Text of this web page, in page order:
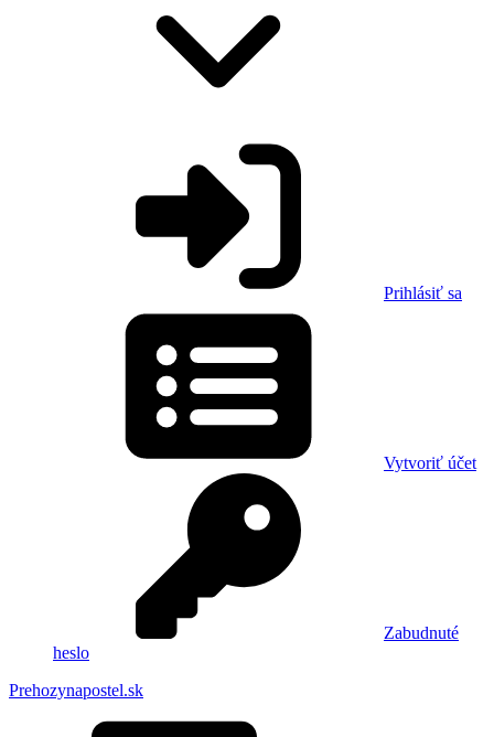
Prihlásiť sa
Vytvoriť účet
Zabudnuté
heslo
Prehozynapostel.sk